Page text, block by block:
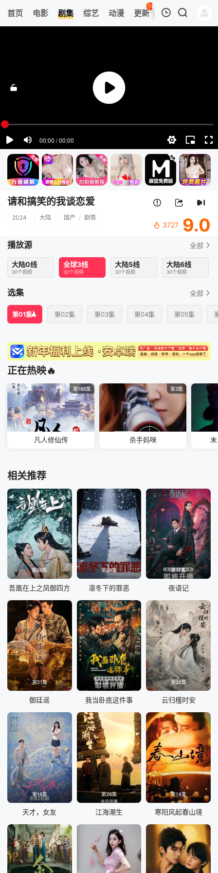
首页 电影 剧集 综艺 动漫 更新
120
热榜 APP
清空
请和搞笑的我谈恋爱
2024 大陆 国产 / 剧情
3727 9.0
播放源 全部
大陆0线
30个视频
全球3线
30个视频
大陆5线
30个视频
大陆6线
30个视频
选集 全部
第01集 第02集 第03集 第04集 第05集
正在热映🔥
第186集
凡人修仙传
第3集
杀手妈咪
相关推荐
第08集
吾凰在上之凤御四方
第26集
凛冬下的罪恶
第17集
夜语记
第21集
御廷谣
第23集已完结
我当卧底这件事
第22集
云归槿时安
第16集
天才，女友
第26集
江海潮生
第14集
寒阳风起春山境